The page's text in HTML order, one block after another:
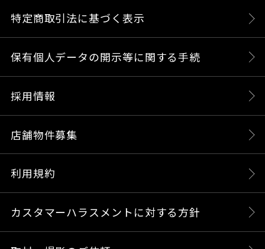
特定商取引法に基づく表示
保有個人データの開示等に関する手続
採用情報
店舗物件募集
利用規約
カスタマーハラスメントに対する方針